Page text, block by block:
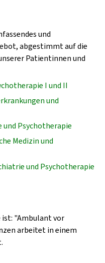
und
abgestimmt auf die
Patientinnen und
I und II
und
Psychotherapie
Medizin und
und Psychotherapie
ist: "Ambulant vor
arbeitet in einem